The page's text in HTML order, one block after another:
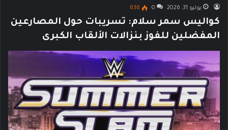
يوليو 31, 2026 0
636
كواليس سمر سلام: تسريبات حول المصارعين
المفضلين للفوز بنزالات الألقاب الكبرى